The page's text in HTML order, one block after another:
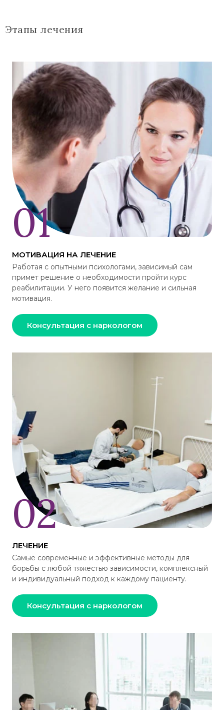
Этапы лечения
МОТИВАЦИЯ НА ЛЕЧЕНИЕ
Работая с опытными психологами, зависимый сам
примет решение о необходимости пройти курс
реабилитации. У него появится желание и сильная
мотивация.
Консультация с наркологом
ЛЕЧЕНИЕ
Самые современные и эффективные методы для
борьбы с любой тяжестью зависимости, комплексный
и индивидуальный подход к каждому пациенту.
Консультация с наркологом